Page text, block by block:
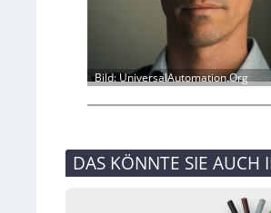
Bild: UniversalAutomation.Org
DAS KÖNNTE SIE AUCH